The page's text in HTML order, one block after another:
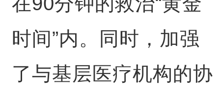
时间”内。同时，加强
了与基层医疗机构的协